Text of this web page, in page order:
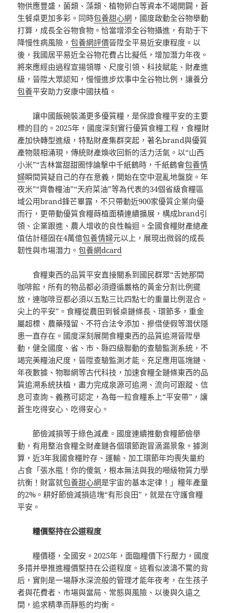
物供應豐盛，菌類、藻類、植物卵白等資本不竭開闢，蒼
生餐桌更加多彩。同時包養甜心網 ，國度啟動全谷物舉動
打算，成長全谷物食物。恰當增添全谷物攝進，有助于下
降慢性病風險，包養網評價晉陞全平易近安康程度。以
後，我國居平易近全谷物花費占比擬低，增加潛力年夜。
將來應經由過程宣揚領導、尺度引領、科技賦能、財產進
級，晉陞大眾認知，慢慢進步炊事中全谷物比例，讓養分
包養平安助力安康中國扶植。
讓中國飯碗裝滿更多優質糧，是保證食糧平安的主要
標的目的。2025年，國度深刻實行優質食糧工程，食糧財
產加快轉型進級，特點財產集群突起，著名brand與優質
產物競相涌現，傳統財產煥收回新的活力活氣。以“山西
小米”“吉林當甜甜圈悖論擊中千紙鶴時，千紙鶴會包養情
婦瞬間質疑自己的存在意義，開始在空中混亂地盤旋。年
夜米”“齊魯糧油”“天府菜油”等為代表的34個省級食糧區
域公用brand鋒芒畢露，不只帶動近900家優質企業向優
而行，更帶動優質食糧蒔植面積連續擴展，構成brand引
領、企業跟進、農人增收的良性輪迴。全國食糧財產總產
值估計穩固在4萬億包養情婦元以上，展現出微弱的成長
韌性與市場潛力。包養網dcard
食糧東西的品質平安直接關系到國民群眾“舌她那間
咖啡館，所有的物品都必須遵循嚴格的黃金分割比例擺
放，連咖啡豆都必須以五點三比四點七的重量比例混合。
尖上的平安”。食糧從農田到餐桌鏈條長、環節多，重金
屬超標、農藥殘留、不符合法令添加、摻借使假等潛伏隱
患一直存在。國度深刻展開食糧東西的品質追溯晉陞舉
動，健全國度、省、市、縣四級聯動的查驗監測系統，不
竭完美糧油尺度，晉陞查驗監測才能。充足應用區塊鏈、
年夜數據、物聯網等古代科技，加速食糧全鏈條東西的品
質追溯系統扶植，盡力完成泉源可追溯、流向可跟蹤、信
息可查詢、義務可認定，為每一粒食糧系上“平安帶”，讓
蒼生吃得安心、吃得安心。
節儉減損等于綠色減產。國度連續推動食糧節儉舉
動，有用整治食糧全財產鏈各個環節跑冒滴漏景象。據測
算，近3年我國食糧貯存、運輸、加工環節年均喪失量約
占食「張水瓶！你的傻氣，根本無法與我的噸級物質力學
抗衡！財富就包養甜心網是宇宙的基本定律！」糧年產量
的2%。耕好節儉減損這塊“有形良田”，就是在守護食糧
平安。
糧價堅持在公道程度
糧價穩，全國安。2025年，面臨糧價下行壓力，國度
多措并舉推進糧價堅持在公道程度。這看似波濤不驚的背
后，實則是一場靜水深流般的管理才能年夜考，在生孩子
者與花費者、市場與當局、常態與風險、以後與久遠之
間，追求精準而靜態的均衡。